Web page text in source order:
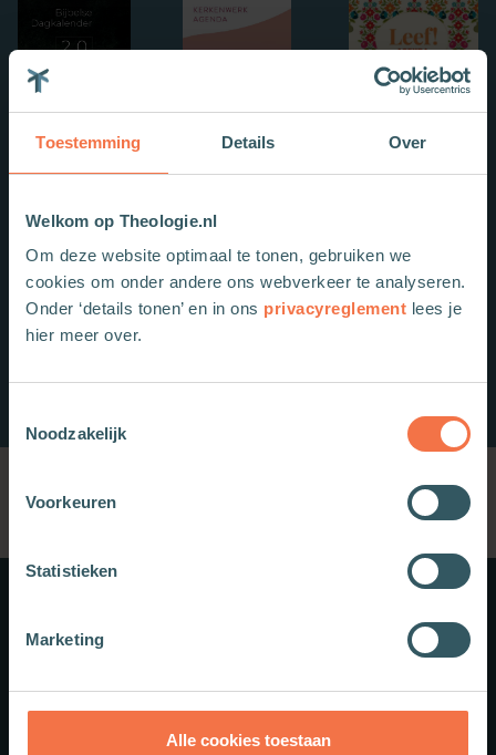
Toestemming Details Over
Welkom op Theologie.nl
Om deze website optimaal te tonen, gebruiken we
cookies om onder andere ons webverkeer te analyseren.
Onder ‘details tonen’ en in ons privacyreglement lees je
hier meer over.
Noodzakelijk
Voorkeuren
Statistieken
Marketing
Alle cookies toestaan